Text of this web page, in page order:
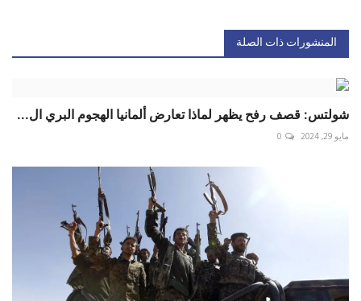
المنشورات ذات الصلة
شولتس: قصف رفح يظهر لماذا تعارض ألمانيا الهجوم البري ال...
مايو 29, 2024 0